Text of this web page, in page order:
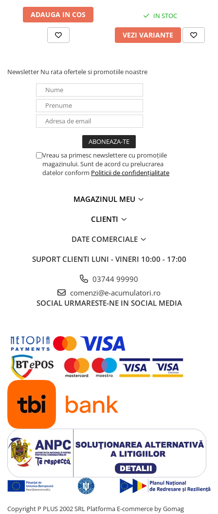
ADAUGA IN COS IN STOC
VEZI VARIANTE
Newsletter Nu rata ofertele si promotiile noastre
Vreau sa primesc newslettere cu promoțiile
magazinului. Sunt de acord cu prelucrarea
datelor conform Politicii de confidențialitate
MAGAZINUL MEU
CLIENTI
DATE COMERCIALE
SUPORT CLIENTI LUNI - VINERI 10:00 - 17:00
03744 99990
comenzi@e-acumulatori.ro
SOCIAL URMARESTE-NE IN SOCIAL MEDIA
Copyright P PLUS 2002 SRL Platforma E-commerce by Gomag